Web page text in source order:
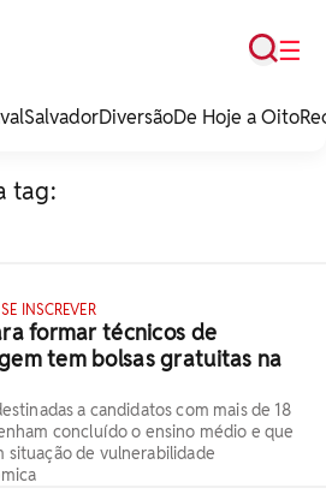
☰
Busca
SalvadorDiversãoDe Hoje a Oito
tag:
INSCREVER
formar técnicos de
tem bolsas gratuitas na
a candidatos com mais de 18
concluído o ensino médio e que
situação de vulnerabilidade